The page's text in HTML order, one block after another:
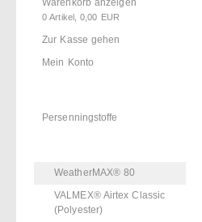
Warenkorb anzeigen
0 Artikel,0,00 EUR
Zur Kasse gehen
Mein Konto
Persenningstoffe
WeatherMAX® 80
VALMEX® Airtex Classic
(Polyester)